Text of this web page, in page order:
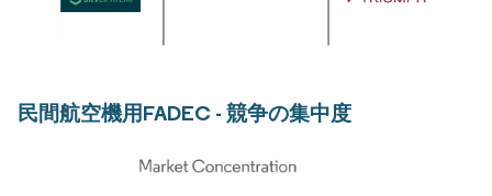
民間航空機用FADEC - 競争の集中度